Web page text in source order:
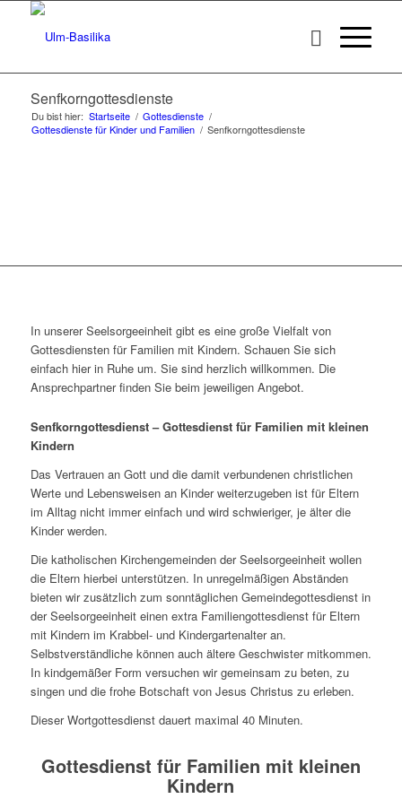
Senfkorngottesdienste
Du bist hier: Startseite / Gottesdienste /
Gottesdienste für Kinder und Familien / Senfkorngottesdienste
In unserer Seelsorgeeinheit gibt es eine große Vielfalt von
Gottesdiensten für Familien mit Kindern. Schauen Sie sich
einfach hier in Ruhe um. Sie sind herzlich willkommen. Die
Ansprechpartner finden Sie beim jeweiligen Angebot.
Senfkorngottesdienst – Gottesdienst für Familien mit kleinen
Kindern
Das Vertrauen an Gott und die damit verbundenen christlichen
Werte und Lebensweisen an Kinder weiterzugeben ist für Eltern
im Alltag nicht immer einfach und wird schwieriger, je älter die
Kinder werden.
Die katholischen Kirchengemeinden der Seelsorgeeinheit wollen
die Eltern hierbei unterstützen. In unregelmäßigen Abständen
bieten wir zusätzlich zum sonntäglichen Gemeindegottesdienst in
der Seelsorgeeinheit einen extra Familiengottesdienst für Eltern
mit Kindern im Krabbel- und Kindergartenalter an.
Selbstverständliche können auch ältere Geschwister mitkommen.
In kindgemäßer Form versuchen wir gemeinsam zu beten, zu
singen und die frohe Botschaft von Jesus Christus zu erleben.
Dieser Wortgottesdienst dauert maximal 40 Minuten.
Gottesdienst für Familien mit kleinen
Kindern